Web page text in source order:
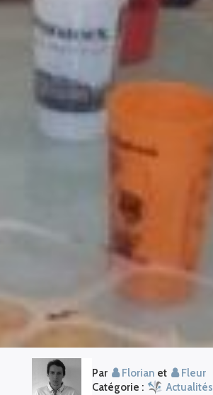
Par Florian et
Fleur
Catégorie :
Actualités